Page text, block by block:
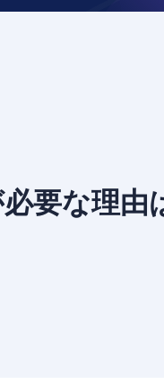
要な理由